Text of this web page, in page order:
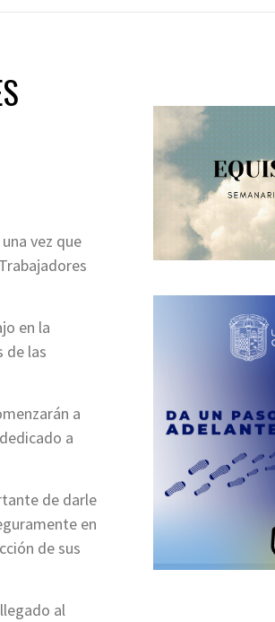
vez que
en la
de las
a
a
de darle
en
de sus
al